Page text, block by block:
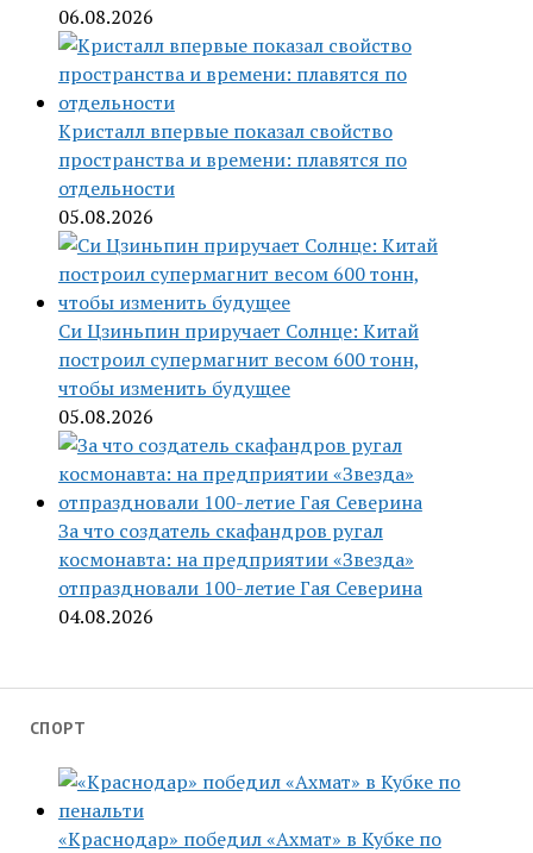
06.08.2026
Кристалл впервые показал свойство
пространства и времени: плавятся по
отдельности
05.08.2026
Си Цзиньпин приручает Солнце: Китай
построил супермагнит весом 600 тонн,
чтобы изменить будущее
05.08.2026
За что создатель скафандров ругал
космонавта: на предприятии «Звезда»
отпраздновали 100-летие Гая Северина
04.08.2026
СПОРТ
«Краснодар» победил «Ахмат» в Кубке по